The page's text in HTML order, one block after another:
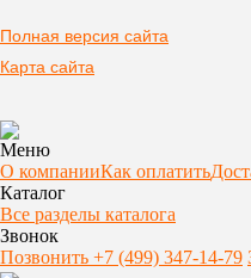
Полная версия сайта
Карта сайта
Меню
О компанииКак оплатить
Каталог
Все разделы каталога
Звонок
Позвонить +7 (499) 347-14-79